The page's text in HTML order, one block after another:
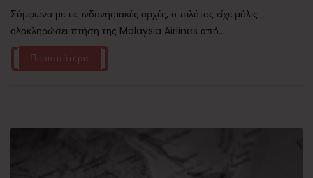
Σύμφωνα με τις ινδονησιακές αρχές, ο πιλότος είχε μόλις
ολοκληρώσει πτήση της Malaysia Airlines από...
Περισσότερα